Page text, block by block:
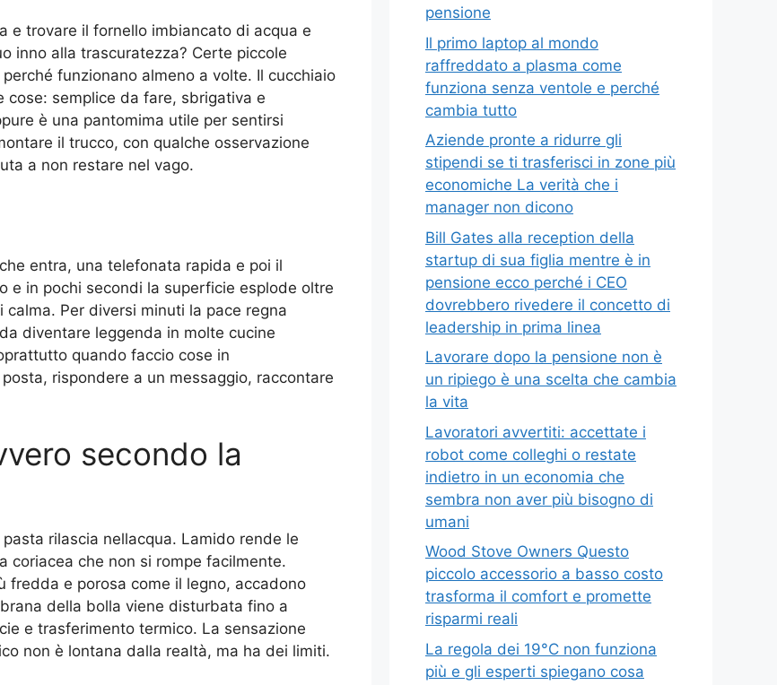
e trovare il fornello imbiancato di acqua e
inno alla trascuratezza? Certe piccole
funzionano almeno a volte. Il cucchiaio
cose: semplice da fare, sbrigativa e
è una pantomima utile per sentirsi
il trucco, con qualche osservazione
a non restare nel vago.
entra, una telefonata rapida e poi il
e in pochi secondi la superficie esplode oltre
Per diversi minuti la pace regna
diventare leggenda in molte cucine
quando faccio cose in
rispondere a un messaggio, raccontare
secondo la
rilascia nellacqua. Lamido rende le
coriacea che non si rompe facilmente.
fredda e porosa come il legno, accadono
della bolla viene disturbata fino a
e trasferimento termico. La sensazione
non è lontana dalla realtà, ma ha dei limiti.
pensione
Il primo laptop al mondo
raffreddato a plasma come
funziona senza ventole e perché
cambia tutto
Aziende pronte a ridurre gli
stipendi se ti trasferisci in zone più
economiche La verità che i
manager non dicono
Bill Gates alla reception della
startup di sua figlia mentre è in
pensione ecco perché i CEO
dovrebbero rivedere il concetto di
leadership in prima linea
Lavorare dopo la pensione non è
un ripiego è una scelta che cambia
la vita
Lavoratori avvertiti: accettate i
robot come colleghi o restate
indietro in un economia che
sembra non aver più bisogno di
umani
Wood Stove Owners Questo
piccolo accessorio a basso costo
trasforma il comfort e promette
risparmi reali
La regola dei 19°C non funziona
più e gli esperti spiegano cosa